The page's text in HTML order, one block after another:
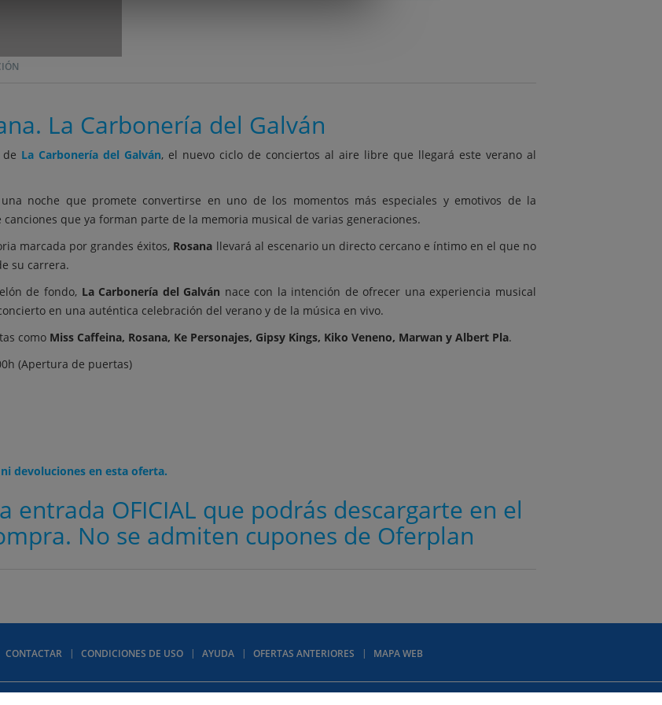
La Carbonería del Galván
La Carbonería del Galván, el nuevo ciclo de conciertos al aire libre que llegará este verano al
noche que promete convertirse en uno de los momentos más especiales y emotivos de la
que ya forman parte de la memoria musical de varias generaciones.
marcada por grandes éxitos, Rosana llevará al escenario un directo cercano e íntimo en el que no
su carrera.
de fondo, La Carbonería del Galván nace con la intención de ofrecer una experiencia musical
en una auténtica celebración del verano y de la música en vivo.
como Miss Caffeina, Rosana, Ke Personajes, Gipsy Kings, Kiko Veneno, Marwan y Albert Pla.
(Apertura de puertas)
devoluciones en esta oferta.
entrada OFICIAL que podrás descargarte en el
No se admiten cupones de Oferplan
CONTACTAR CONDICIONES DE USO AYUDA OFERTAS ANTERIORES MAPA WEB